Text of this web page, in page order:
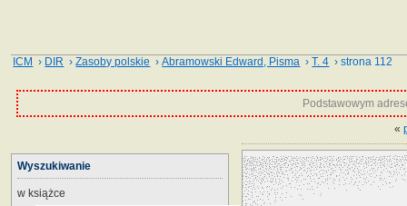
ICM › DIR ›Zasoby polskie ›Abramowski Edward, Pisma ›T. 4 › strona 112
Podstawowym
«
Wyszukiwanie
w książce